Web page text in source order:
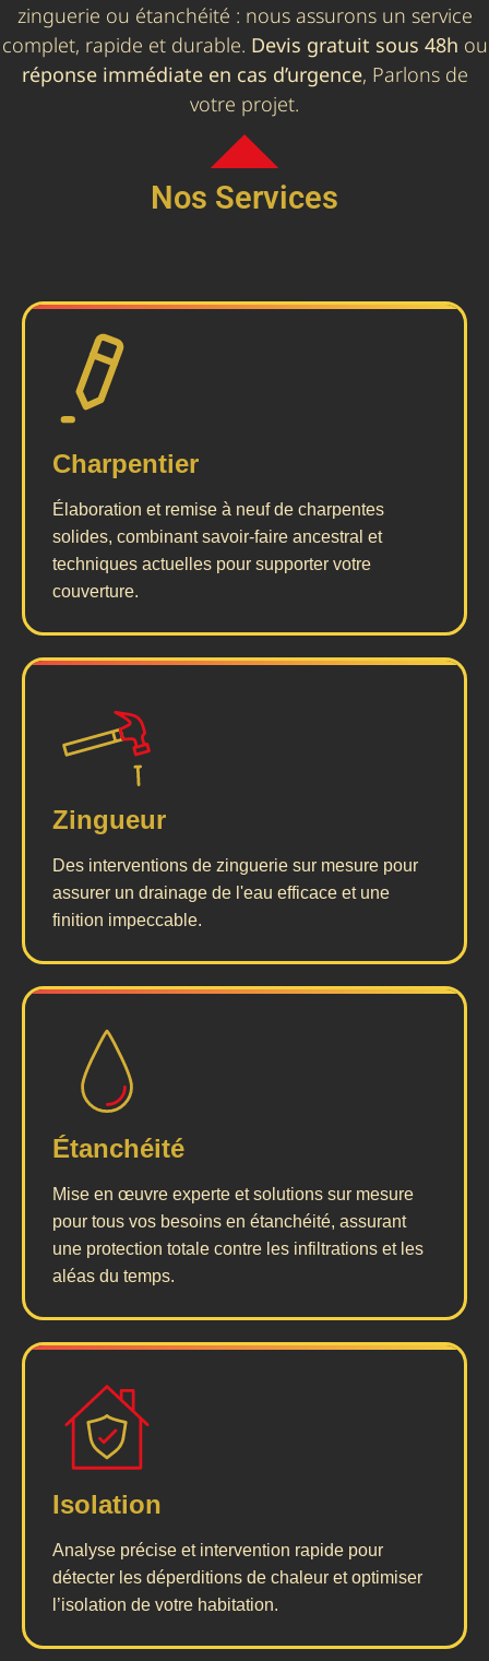
zinguerie ou étanchéité : nous assurons un service
complet, rapide et durable. Devis gratuit sous 48h ou
réponse immédiate en cas d’urgence, Parlons de
votre projet.
Nos Services
Charpentier
Élaboration et remise à neuf de charpentes
solides, combinant savoir-faire ancestral et
techniques actuelles pour supporter votre
couverture.
Zingueur
Des interventions de zinguerie sur mesure pour
assurer un drainage de l'eau efficace et une
finition impeccable.
Étanchéité
Mise en œuvre experte et solutions sur mesure
pour tous vos besoins en étanchéité, assurant
une protection totale contre les infiltrations et les
aléas du temps.
Isolation
Analyse précise et intervention rapide pour
détecter les déperditions de chaleur et optimiser
l’isolation de votre habitation.